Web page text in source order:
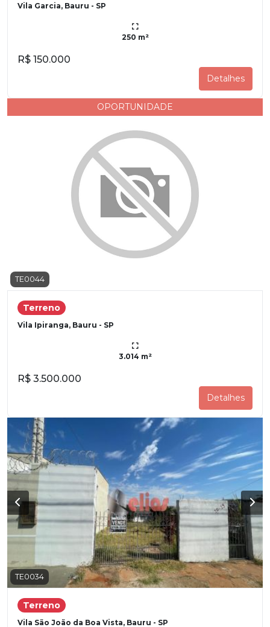
Vila Garcia, Bauru - SP
250 m²
R$ 150.000
Detalhes
OPORTUNIDADE
TE0044
Terreno
Vila Ipiranga, Bauru - SP
3.014 m²
R$ 3.500.000
Detalhes
TE0034
Terreno
Vila São João da Boa Vista, Bauru - SP